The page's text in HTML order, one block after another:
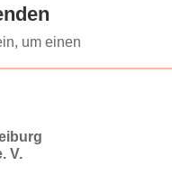
um einen
V.